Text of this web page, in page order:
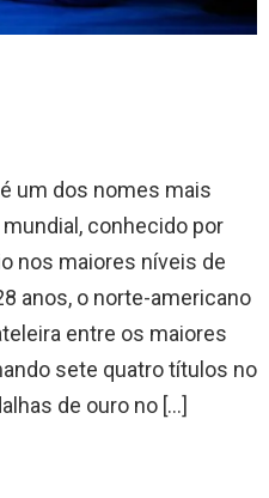
um dos nomes mais
conhecido por
nos maiores níveis de
anos, o norte-americano
entre os maiores
sete quatro títulos no
de ouro no […]